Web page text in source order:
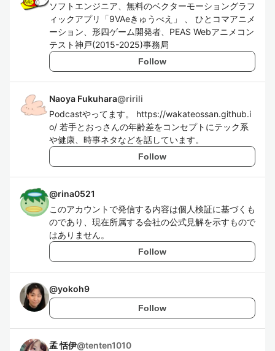
ソフトエンジニア、無料のベクターモーショングラフ
ィックアプリ「9VAeきゅうべえ」 、 ひとコマアニメ
ーション、形四ゲーム開発者、PEAS Webアニメコン
テスト神戸(2015-2025)事務局
Follow
Naoya Fukuhara@ririli
Podcastやってます。 https://wakateossan.github.i
o/ 若手とおっさんの年齢差をコンセプトにテック系
や健康、時事ネタなどを話しています。
Follow
@rina0521
このアカウントで発信する内容は個人検証に基づくも
のであり、現在所属する会社の公式見解を示すもので
はありません。
Follow
@yokoh9
Follow
孟 恬伊@tenten1010